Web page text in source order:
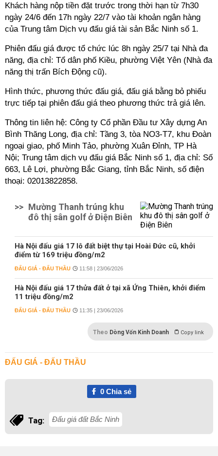
Khách hàng nộp tiền đặt trước trong thời hạn từ 7h30
ngày 24/6 đến 17h ngày 22/7 vào tài khoản ngân hàng
của Trung tâm Dịch vụ đấu giá tài sản Bắc Ninh số 1.
Phiên đấu giá được tổ chức lúc 8h ngày 25/7 tại Nhà đa
năng, địa chỉ: Tổ dân phố Kiều, phường Việt Yên (Nhà đa
năng thị trấn Bích Động cũ).
Hình thức, phương thức đấu giá, đấu giá bằng bỏ phiếu
trực tiếp tại phiên đấu giá theo phương thức trả giá lên.
Thông tin liên hệ: Công ty Cổ phần Đầu tư Xây dựng An
Bình Thăng Long, địa chỉ: Tầng 3, tòa NO3-T7, khu Đoàn
ngoại giao, phố Minh Tảo, phường Xuân Đỉnh, TP Hà
Nội; Trung tâm dịch vụ đấu giá Bắc Ninh số 1, địa chỉ: Số
663, Lê Lợi, phường Bắc Giang, tỉnh Bắc Ninh, số điện
thoại: 02013822858.
>> Mường Thanh trúng khu
đô thị sân golf ở Điện Biên
Hà Nội đấu giá 17 lô đất biệt thự tại Hoài Đức cũ, khởi
điểm từ 169 triệu đồng/m2
ĐẤU GIÁ - ĐẤU THẦU 11:58 | 23/06/2026
Hà Nội đấu giá 17 thửa đất ở tại xã Ứng Thiên, khởi điểm
11 triệu đồng/m2
ĐẤU GIÁ - ĐẤU THẦU 11:35 | 23/06/2026
Theo Dòng Vốn Kinh Doanh Copy link
ĐẤU GIÁ - ĐẤU THẦU
0Chia sẻ
Tag: Đấu giá đất Bắc Ninh